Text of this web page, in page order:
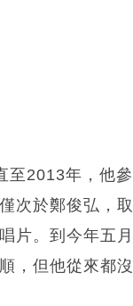
2013年，他參
次於鄭俊弘，
片。到今年五
，但他從來都